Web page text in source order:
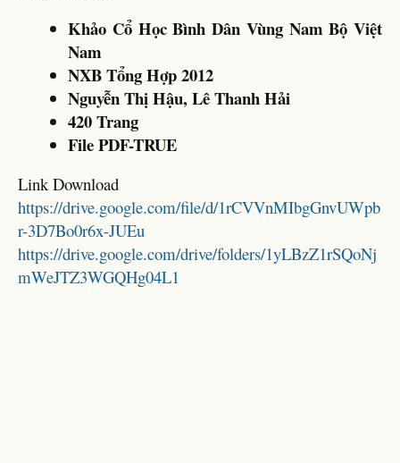
Khảo Cổ Học Bình Dân Vùng Nam Bộ Việt
Nam
NXB Tổng Hợp 2012
Nguyễn Thị Hậu, Lê Thanh Hải
420 Trang
File PDF-TRUE
Link Download
https://drive.google.com/file/d/1rCVVnMIbgGnvUWpb
r-3D7Bo0r6x-JUEu
https://drive.google.com/drive/folders/1yLBzZ1rSQoNj
mWeJTZ3WGQHg04L1